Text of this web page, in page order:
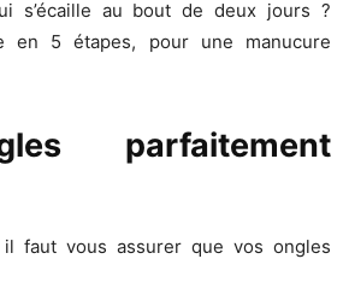
s’écaille au bout de deux jours ?
en 5 étapes, pour une manucure
parfaitement
il faut vous assurer que vos ongles